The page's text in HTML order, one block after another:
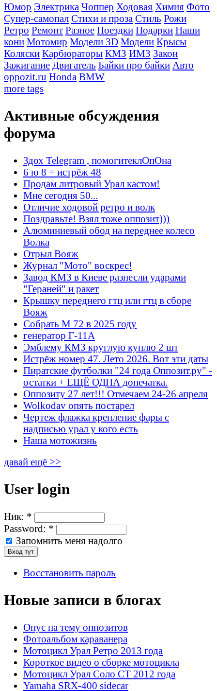
Юмор Электрика Чоппер Ходовая Химия Фото
Супер-самопал Стихи и проза Стиль Рожи
Ретро Ремонт Разное Поездки Подарки Наши
кони Мотомир Модели 3D Модели Крысы
Коляски Карбюраторы КМЗ ИМЗ Закон
Зажигание Двигатель Байки про байки Авто
oppozit.ru Honda BMW
more tags
Активные обсуждения
форума
Здох Telegram , помогитеклОпОна
6 ю 8 = истрёж 48
Продам литровый Урал кастом!
Мне сегодня 50...
Отличие ходовой ретро и волк
Поздравьте! Взял тоже оппозит)))
Алюминиевый обод на переднее колесо
Волка
Отрыл Вояж
Журнал "Мото" воскрес!
Завод КМЗ в Киеве разнесли ударами
"Гераней" и ракет
Крышку переднего гтц или гтц в сборе
Вояж
Собрать М 72 в 2025 году
генератор Г-11А
Эмблему КМЗ круглую куплю 2 шт
Истрёж номер 47. Лето 2026. Вот эти даты
Пиратские футболки "24 года Оппозит.ру" -
остатки + ЕЩЁ ОДНА допечатка.
Оппозиту 27 лет!!! Отмечаем 24-26 апреля
Wolkodav опять постарел
Чертеж флажка крепление фары с
надписью урал у кого есть
Наша мотожизнь
давай ещё >>
User login
Ник: *
Password: *
Запомнить меня надолго
Восстановить пароль
Новые записи в блогах
Опус на тему оппозитов
Фотоальбом караванера
Мотоцикл Урал Ретро 2013 года
Короткое видео о сборке мотоцикла
Мотоцикл Урал Соло СТ 2012 года
Yamaha SRX-400 sidecar